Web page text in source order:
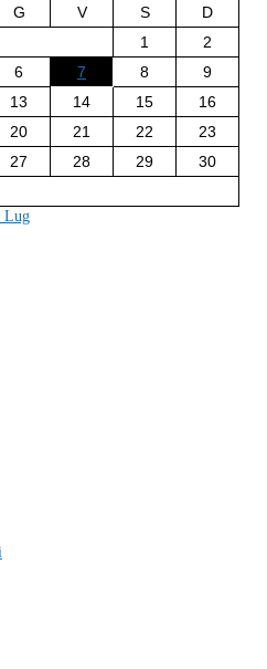
G V S
D
1
2
6 7 8
9
13 14 15
16
20 21 22
23
27 28 29
30
Lug